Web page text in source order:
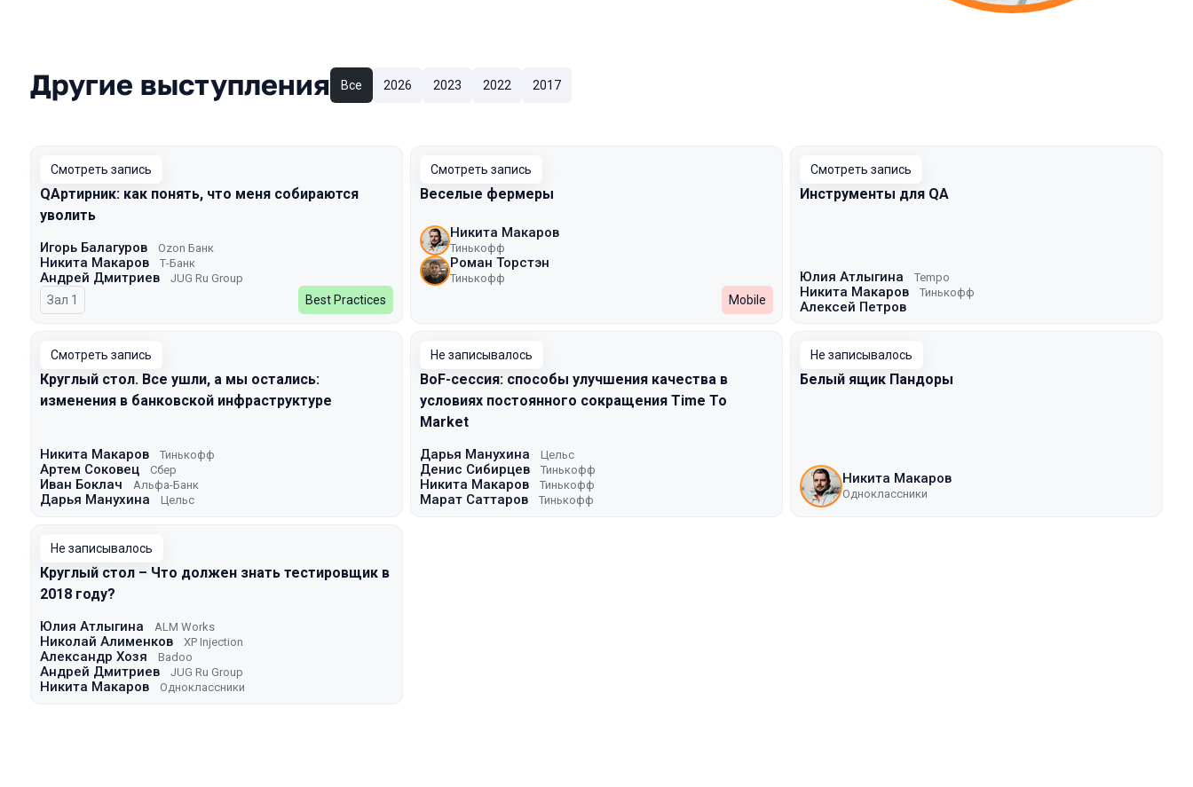
Другие выступления Все 2026 2023 2022 2017
Смотреть запись
QAртирник: как понять, что меня собираются
уволить
Игорь Балагуров Ozon Банк
Никита Макаров Т-Банк
Андрей Дмитриев JUG Ru Group
Зал 1 Best Practices
Смотреть запись
Веселые фермеры
Никита Макаров
Тинькофф
Роман Торстэн
Тинькофф
Mobile
Смотреть запись
Инструменты для QA
Юлия Атлыгина Tempo
Никита Макаров Тинькофф
Алексей Петров
Смотреть запись
Круглый стол. Все ушли, а мы остались:
изменения в банковской инфраструктуре
Никита Макаров Тинькофф
Артем Соковец Сбер
Иван Боклач Альфа-Банк
Дарья Манухина Цельс
Не записывалось
BoF-сессия: способы улучшения качества в
условиях постоянного сокращения Time To
Market
Дарья Манухина Цельс
Денис Сибирцев Тинькофф
Никита Макаров Тинькофф
Марат Саттаров Тинькофф
Не записывалось
Белый ящик Пандоры
Никита Макаров
Одноклассники
Не записывалось
Круглый стол – Что должен знать тестировщик в
2018 году?
Юлия Атлыгина ALM Works
Николай Алименков XP Injection
Александр Хозя Badoo
Андрей Дмитриев JUG Ru Group
Никита Макаров Одноклассники